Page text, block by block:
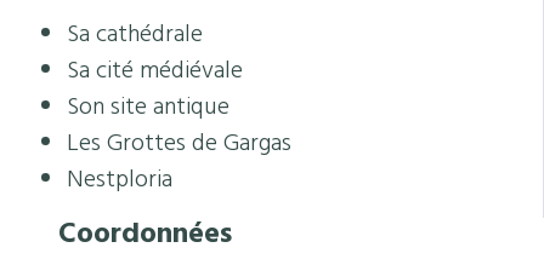
Sa cathédrale
Sa cité médiévale
Son site antique
Les Grottes de Gargas
Nestploria
Coordonnées